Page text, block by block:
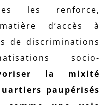
les renforce,
d’accès à
de discriminations
socio-
la mixité
paupérisés